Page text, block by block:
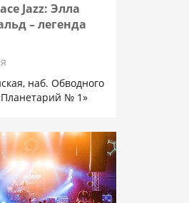
Jazz: Элла
– легенда
наб. Обводного
№ 1»